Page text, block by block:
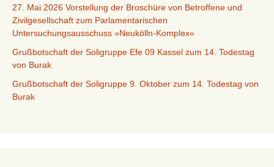
27. Mai 2026 Vorstellung der Broschüre von Betroffene und
Zivilgesellschaft zum Parlamentarischen
Untersuchungsausschuss »Neukölln-Komplex«
Grußbotschaft der Soligruppe Efe 09 Kassel zum 14. Todestag
von Burak
Grußbotschaft der Soligruppe 9. Oktober zum 14. Todestag von
Burak